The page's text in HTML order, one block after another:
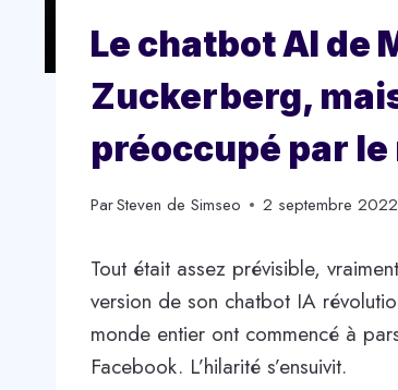
Le chatbot AI de
Zuckerberg,
préoccupé par le
ParSteven de Simseo 2 septembre 2022
Tout était assez prévisible,
version de son chatbot IA
monde entier ont commencé à
Facebook. L’hilarité s’ensuivit.